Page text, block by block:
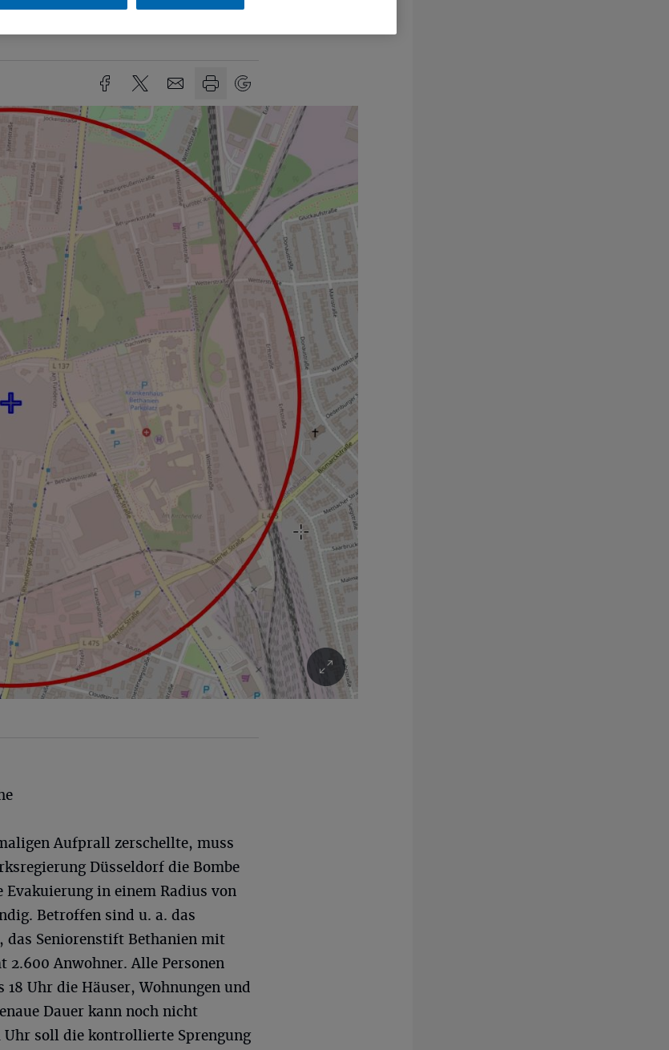
Aufprall zerschellte, muss
Düsseldorf die Bombe
in einem Radius von
Betroffen sind u. a. das
das Seniorenstift Bethanien mit
2.600 Anwohner. Alle Personen
Uhr die Häuser, Wohnungen und
Dauer kann noch nicht
Uhr soll die kontrollierte Sprengung